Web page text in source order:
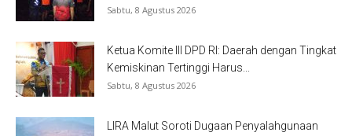
Sabtu, 8 Agustus 2026
Ketua Komite III DPD RI: Daerah dengan Tingkat
Kemiskinan Tertinggi Harus...
Sabtu, 8 Agustus 2026
LIRA Malut Soroti Dugaan Penyalahgunaan